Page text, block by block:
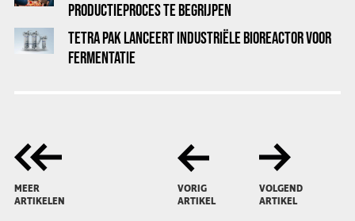
PRODUCTIEPROCES TE BEGRIJPEN
TETRA PAK LANCEERT INDUSTRIËLE BIOREACTOR VOOR
FERMENTATIE
MEER
ARTIKELEN
VORIG
ARTIKEL
VOLGEND
ARTIKEL